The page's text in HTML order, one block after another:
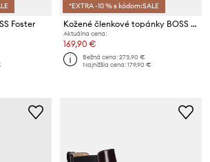
Foster
*EXTRA -10 % s kódom:SALE
Kožené členkové topánky BOSS Gracey
Aktuálna cena:
169,90 €
Bežná cena:273,90 €
Najnižšia cena:179,90 €